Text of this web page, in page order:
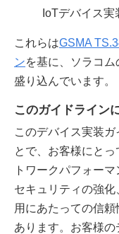
IoTデバイス実
これらはGSMA
ンを基に、ソラコ
盛り込んでいます。
このガイドライン
このデバイス実装
とで、お客様にと
トワークパフォー
セキュリティの強
用にあたっての信
あります。お客様